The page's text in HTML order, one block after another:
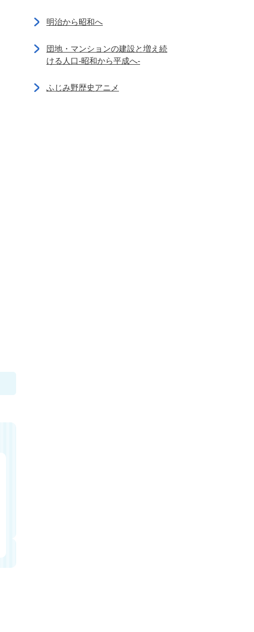
明治から昭和へ
団地・マンションの建設と増え続
ける人口-昭和から平成へ-
ふじみ野歴史アニメ